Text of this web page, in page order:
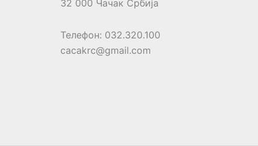
32 000 Чачак Србија
Телефон: 032.320.100
cacakrc@gmail.com